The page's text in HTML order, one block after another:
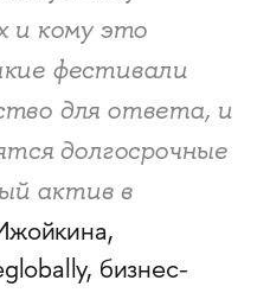
и кому это
фестивали
для ответа, и
долгосрочные
актив в
бизнес-